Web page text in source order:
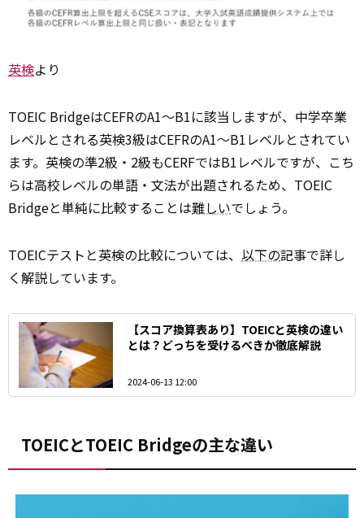
英検より
TOEIC BridgeはCEFRのA1～B1に該当しますが、中学卒業
レベルとされる英検3級はCEFRのA1～B1レベルとされてい
ます。英検の準2級・2級もCERFではB1レベルですが、こち
らは高校レベルの単語・文法が出題されるため、TOEIC
Bridgeと単純に比較することは難しいでしょう。
TOEICテストと英検の比較については、 以下の記事で詳し
く解説しています。
【スコア換算表あり】TOEICと英検の違い
とは？どっちを受けるべきか徹底解説
2024-06-13 12:00
TOEICとTOEIC Bridgeの主な違い